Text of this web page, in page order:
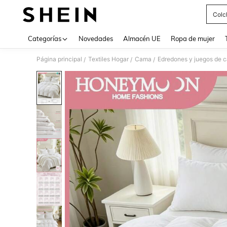
Categorías Novedades Almacén UE Ropa de mujer
Página principal / Textiles Hogar / Cama / Edredones y juegos de